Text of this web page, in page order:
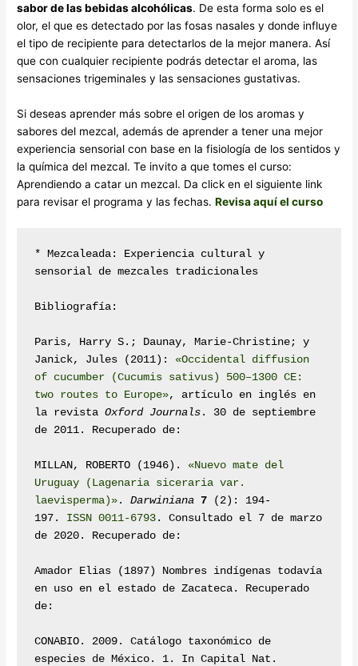
sabor de las bebidas alcohólicas. De esta forma solo es el
olor, el que es detectado por las fosas nasales y donde influye
el tipo de recipiente para detectarlos de la mejor manera. Así
que con cualquier recipiente podrás detectar el aroma, las
sensaciones trigeminales y las sensaciones gustativas.
Si deseas aprender más sobre el origen de los aromas y
sabores del mezcal, además de aprender a tener una mejor
experiencia sensorial con base en la fisiología de los sentidos y
la química del mezcal. Te invito a que tomes el curso:
Aprendiendo a catar un mezcal. Da click en el siguiente link
para revisar el programa y las fechas.Revisa aquí el curso
* Mezcaleada: Experiencia cultural y
sensorial de mezcales tradicionales
Bibliografía:
Paris, Harry S.; Daunay, Marie-Christine; y
Janick, Jules (2011): «Occidental diffusion
of cucumber (Cucumis sativus) 500–1300 CE:
two routes to Europe», artículo en inglés en
la revista Oxford Journals. 30 de septiembre
de 2011. Recuperado de:
MILLAN, ROBERTO (1946). «Nuevo mate del
Uruguay (Lagenaria siceraria var.
laevisperma)». Darwiniana 7 (2): 194-
197. ISSN 0011-6793. Consultado el 7 de marzo
de 2020. Recuperado de:
Amador Elias (1897) Nombres indígenas todavía
en uso en el estado de Zacateca. Recuperado
de:
CONABIO. 2009. Catálogo taxonómico de
especies de México. 1. In Capital Nat.